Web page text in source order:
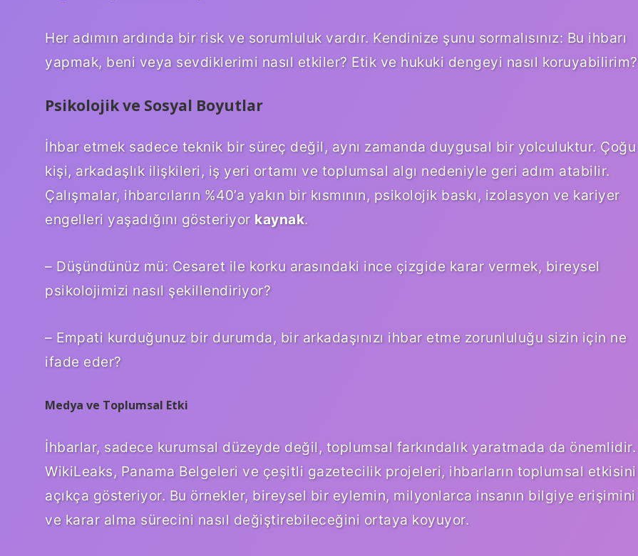
Her adımın ardında bir risk ve sorumluluk vardır. Kendinize şunu sormalısınız: Bu ihbarı
yapmak, beni veya sevdiklerimi nasıl etkiler? Etik ve hukuki dengeyi nasıl koruyabilirim?
Psikolojik ve Sosyal Boyutlar
İhbar etmek sadece teknik bir süreç değil, aynı zamanda duygusal bir yolculuktur. Çoğu
kişi, arkadaşlık ilişkileri, iş yeri ortamı ve toplumsal algı nedeniyle geri adım atabilir.
Çalışmalar, ihbarcıların %40’a yakın bir kısmının, psikolojik baskı, izolasyon ve kariyer
engelleri yaşadığını gösteriyor kaynak.
– Düşündünüz mü: Cesaret ile korku arasındaki ince çizgide karar vermek, bireysel
psikolojimizi nasıl şekillendiriyor?
– Empati kurduğunuz bir durumda, bir arkadaşınızı ihbar etme zorunluluğu sizin için ne
ifade eder?
Medya ve Toplumsal Etki
İhbarlar, sadece kurumsal düzeyde değil, toplumsal farkındalık yaratmada da önemlidir.
WikiLeaks, Panama Belgeleri ve çeşitli gazetecilik projeleri, ihbarların toplumsal etkisini
açıkça gösteriyor. Bu örnekler, bireysel bir eylemin, milyonlarca insanın bilgiye erişimini
ve karar alma sürecini nasıl değiştirebileceğini ortaya koyuyor.